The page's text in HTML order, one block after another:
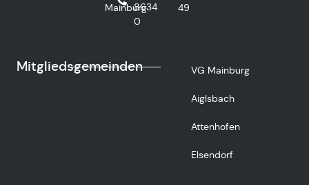
Mainburg8634
0
49
Mitgliedsgemeinden VG Mainburg
Aiglsbach
Attenhofen
Elsendorf